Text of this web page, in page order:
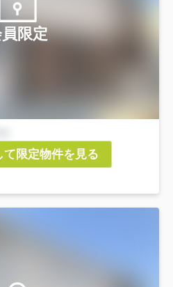
限定
て限定物件を見る